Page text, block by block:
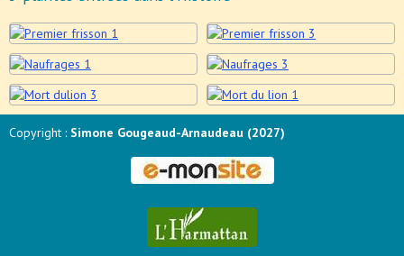
Copyright : Simone Gougeaud-Arnaudeau (2027)